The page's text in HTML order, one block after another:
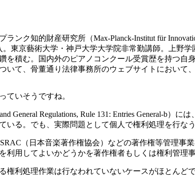
ンク知的財産研究所（Max-Planck-Institut für
東京藝術大学・神戸大学大学院非常勤講師。上野
積む。国内外のピアノコンクール受賞歴を持つ自
て、骨董通り法律事務所のウェブサイトにおいて
ていそうですね。
General Regulations, Rule 131: Entries General-b）
る。でも、実際問題として個人で権利処理を行な
（日本音楽著作権協会）などの著作権等管理事
用してよいかどうかを著作権者もしくは権利管理
権利処理作業は行なわれていないケースがほとん